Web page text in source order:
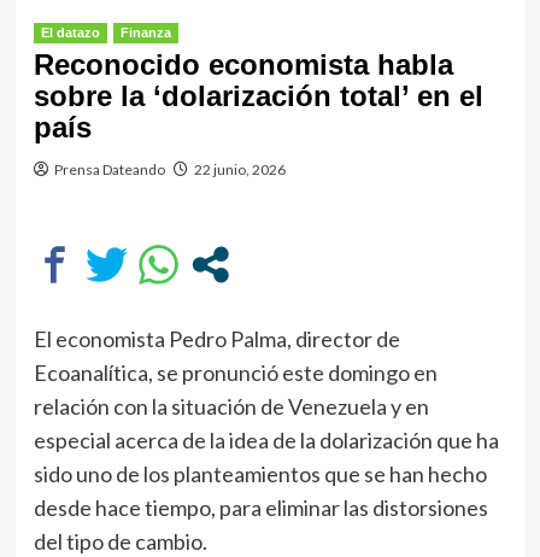
El datazo Finanza
Reconocido economista habla
sobre la ‘dolarización total’ en el
país
Prensa Dateando 22 junio, 2026
El economista Pedro Palma, director de
Ecoanalítica, se pronunció este domingo en
relación con la situación de Venezuela y en
especial acerca de la idea de la dolarización que ha
sido uno de los planteamientos que se han hecho
desde hace tiempo, para eliminar las distorsiones
del tipo de cambio.